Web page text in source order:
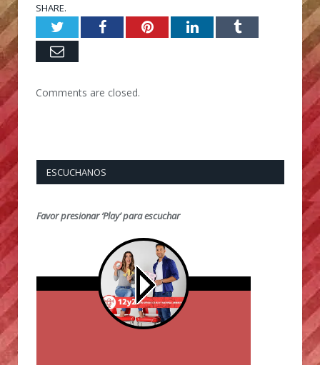
SHARE.
TwitterFacebookPinterestLinkedInTumblr
Email
Comments are closed.
ESCUCHANOS
Favor presionar ‘Play’ para escuchar